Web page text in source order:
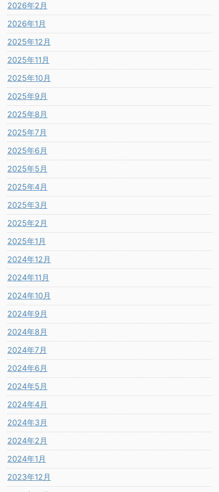
2026年2月
2026年1月
2025年12月
2025年11月
2025年10月
2025年9月
2025年8月
2025年7月
2025年6月
2025年5月
2025年4月
2025年3月
2025年2月
2025年1月
2024年12月
2024年11月
2024年10月
2024年9月
2024年8月
2024年7月
2024年6月
2024年5月
2024年4月
2024年3月
2024年2月
2024年1月
2023年12月